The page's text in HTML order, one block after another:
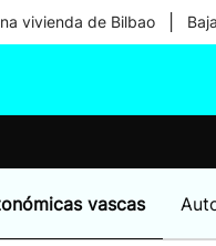
vivienda de Bilbao
vascas